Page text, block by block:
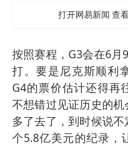
打开网易新闻 查
按照赛程，G3会在6月
打。要是尼克斯顺利
G4的票价估计还得再
不想错过见证历史的
多了去了，到时候说
个5.8亿美元的纪录，